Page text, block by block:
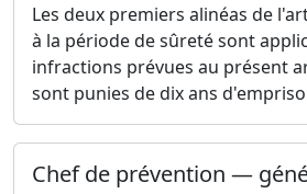
Les deux premiers alinéas de
à la période de sûreté sont
infractions prévues au présent
sont punies de dix ans
Chef de prévention —